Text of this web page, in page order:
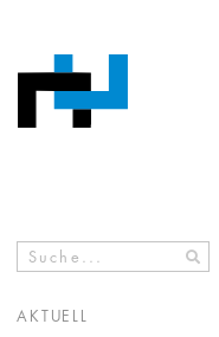
Inhalt
springen
AKTUELL